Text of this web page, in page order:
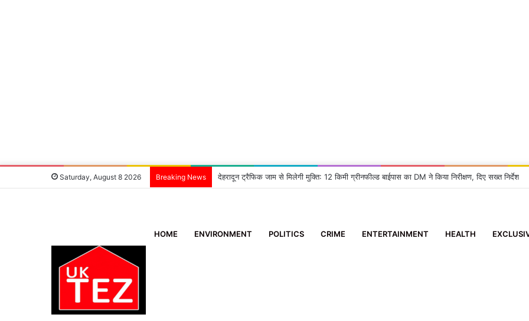
Saturday, August 8 2026 Breaking News देहरादून ट्रैफिक जाम से मिलेगी मुक्ति: 12 किमी ग्रीनफील्ड बाईपास का DM ने किया निरीक्षण, दिए सख्त निर्देश
HOME ENVIRONMENT POLITICS CRIME ENTERTAINMENT HEALTH